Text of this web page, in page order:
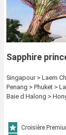
Sapphire
Singapour > Laem
Penang > Phuket >
Baie d Halong >
Croisière